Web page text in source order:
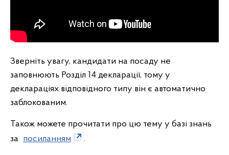
Зверніть увагу, кандидати на посаду не
заповнюють Розділ 14 декларації, тому у
деклараціях відповідного типу він є автоматично
заблокованим.
Також можете прочитати про цю тему у базі знань
за посиланням .